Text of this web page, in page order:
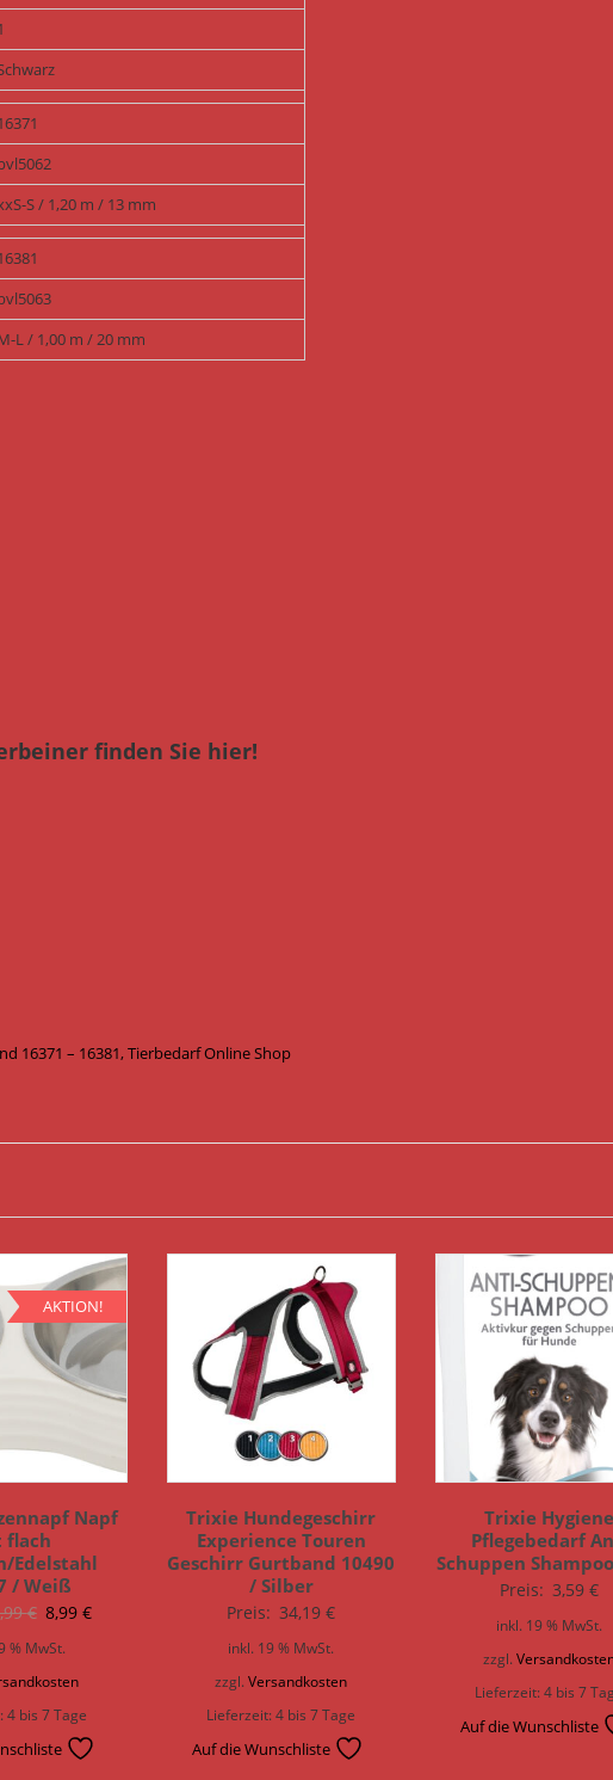
S / 1,20 m / 13 mm
L / 1,00 m / 20 mm
finden Sie hier!
16371 – 16381, Tierbedarf Online Shop
AKTION!
Napf
flach
Edelstahl
/ Weiß
€ Ursprünglicher
Preis
8,99 €Aktueller
% MwSt.
4 bis 7 Tage
Trixie Hundegeschirr
Experience Touren
Geschirr Gurtband 10490
/ Silber
Preis: 34,19€
inkl. 19 % MwSt.
zzgl.Versandkosten
Lieferzeit:4 bis 7 Tage
Auf die Wunschliste
Trixie Hygiene
Pflegebedarf
Schuppen
Preis: 3,59€
inkl. 19 % MwSt.
zzgl.
Lieferzeit:4 bis 7
Auf die Wunschliste